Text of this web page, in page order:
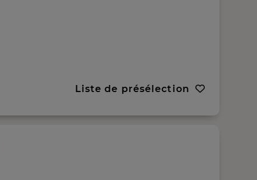
Liste de présélection